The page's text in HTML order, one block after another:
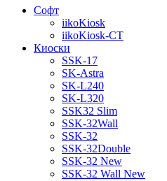
Софт
iikoKiosk
iikoKiosk-CT
Киоски
SSK-17
SK-Astra
SK-L240
SK-L320
SSK32 Slim
SSK-32Wall
SSK-32
SSK-32Double
SSK-32 New
SSK-32 Wall New